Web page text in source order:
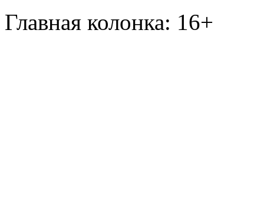
Главная колонка: 16+